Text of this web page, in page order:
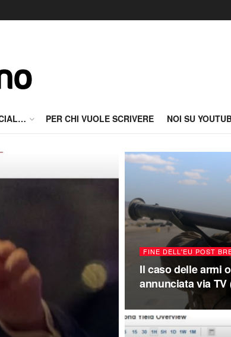
PER CHI VUOLE SCRIVERE NOI SU
FINE DELL'EU POST
Il caso delle armi
annunciata via